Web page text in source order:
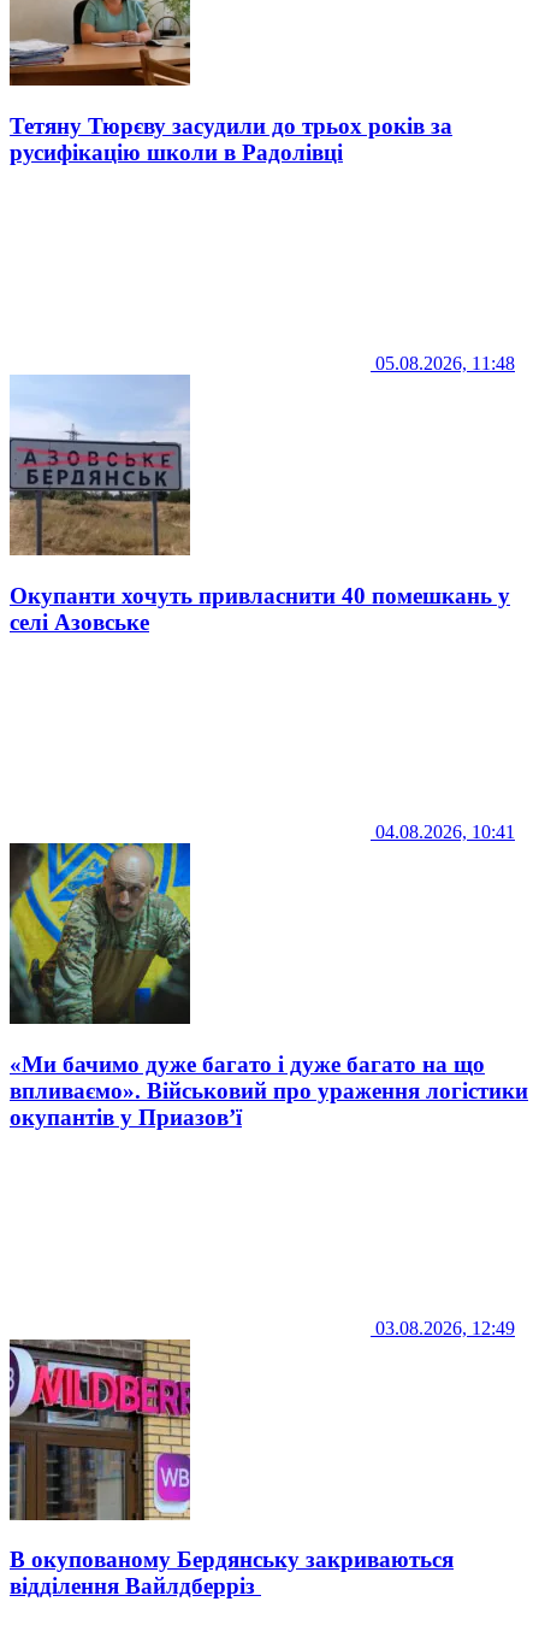
Тетяну Тюрєву засудили до трьох років за
русифікацію школи в Радолівці
05.08.2026, 11:48
Окупанти хочуть привласнити 40 помешкань у
селі Азовське
04.08.2026, 10:41
«Ми бачимо дуже багато і дуже багато на що
впливаємо». Військовий про ураження логістики
окупантів у Приазов’ї
03.08.2026, 12:49
В окупованому Бердянську закриваються
відділення Вайлдберріз